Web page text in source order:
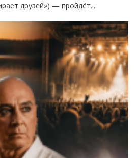
друзей») — пройдёт...